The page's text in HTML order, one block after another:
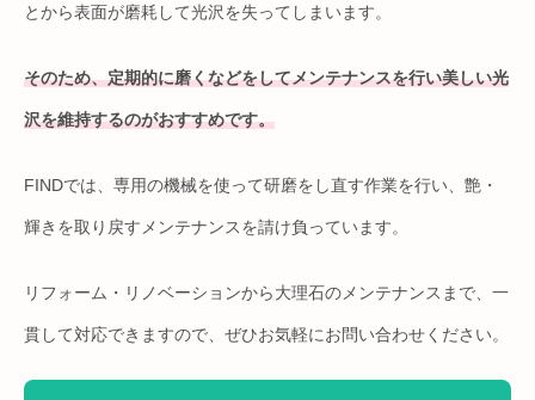
とから表面が磨耗して光沢を失ってしまいます。
そのため、定期的に磨くなどをしてメンテナンスを行い美しい光
沢を維持するのがおすすめです。
FINDでは、専用の機械を使って研磨をし直す作業を行い、艶・
輝きを取り戻すメンテナンスを請け負っています。
リフォーム・リノベーションから大理石のメンテナンスまで、一
貫して対応できますので、ぜひお気軽にお問い合わせください。